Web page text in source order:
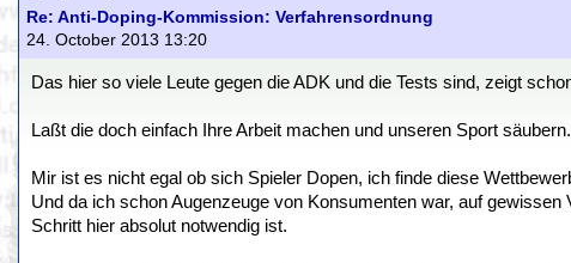
Re: Anti-Doping-Kommission: Verfahrensordnung
24. October 2013 13:20
Das hier so viele Leute gegen die ADK und die Tests sind, zeigt
Laßt die doch einfach Ihre Arbeit machen und unseren Sport säubern.
Mir ist es nicht egal ob sich Spieler Dopen, ich finde diese
Und da ich schon Augenzeuge von Konsumenten war, auf
Schritt hier absolut notwendig ist.